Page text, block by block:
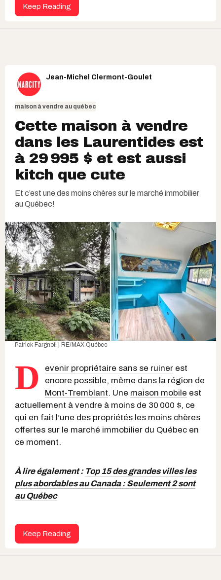
Keep Reading
Jean-Michel Clermont-Goulet
maison à vendre au québec
Cette maison à vendre
dans les Laurentides est
à 29 995 $ et est aussi
kitch que cute
Et c’est une des moins chères sur le marché immobilier
au Québec!
Patrick Fargnoli | RE/MAX Québec
D evenir propriétaire sans se ruiner est
encore possible, même dans la région de
Mont-Tremblant. Une maison mobile est
actuellement à vendre à moins de 30 000 $, ce
qui en fait l’une des propriétés les moins chères
offertes sur le marché immobilier du Québec en
ce moment.
À lire également : Top 15 des grandes villes les
plus abordables au Canada : Seulement 2 sont
au Québec
Keep Reading